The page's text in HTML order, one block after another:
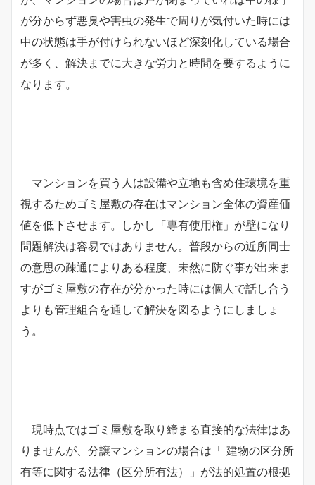
が分からず悪臭や害虫の発生で周りが気付いた時には
中の状態は手が付けられないほど深刻化している場合
が多く、解決までに大きな労力と時間を要するように
なります。
マンションを買う人は設備や立地も含め住環境を重
視するためゴミ屋敷の存在はマンション全体の資産価
値を低下させます。しかし「専有使用権」が壁になり
問題解決は容易ではありません。普段からの近所同士
の意思の疎通によりある程度、未然に防ぐ事が出来ま
すがゴミ屋敷の存在が分かった時には個人で話し合う
よりも管理組合を通して解決を図るようにしましょ
う。
現時点ではゴミ屋敷を取り締まる直接的な法律はあ
りませんが、分譲マンションの場合は「 建物の区分所
有等に関する法律（区分所有法）」が法的処置の根拠